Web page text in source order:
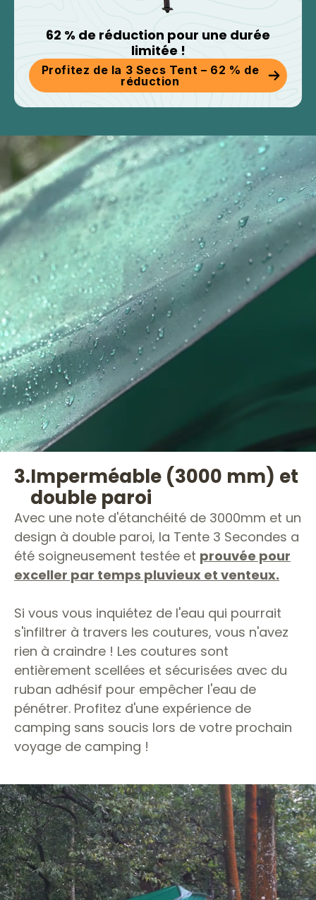
62 % de réduction pour une durée
limitée !
Profitez de la 3 Secs Tent – 62 % de
réduction
3.Imperméable (3000 mm) et
double paroi
Avec une note d'étanchéité de 3000mm et un
design à double paroi, la Tente 3 Secondes a
été soigneusement testée et prouvée pour
exceller par temps pluvieux et venteux.
Si vous vous inquiétez de l'eau qui pourrait
s'infiltrer à travers les coutures, vous n'avez
rien à craindre ! Les coutures sont
entièrement scellées et sécurisées avec du
ruban adhésif pour empêcher l'eau de
pénétrer. Profitez d'une expérience de
camping sans soucis lors de votre prochain
voyage de camping !